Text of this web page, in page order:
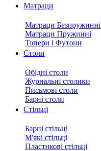
Матраци
Матраци Безпружинні
Матраци Пружинні
Топери і Футони
Столи
Обідні столи
Журнальні столики
Письмові столи
Барні столи
Стільці
Барні стільці
М'які стільці
Пластикові стільці